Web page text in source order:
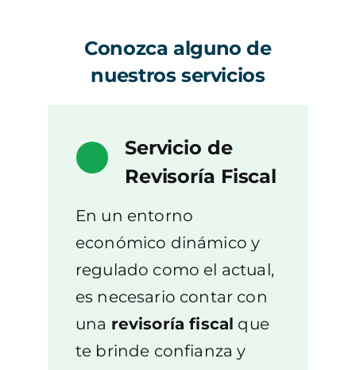
Conozca alguno de
nuestros servicios
Servicio de
Revisoría Fiscal
En un entorno
económico dinámico y
regulado como el actual,
es necesario contar con
una revisoría fiscal que
te brinde confianza y